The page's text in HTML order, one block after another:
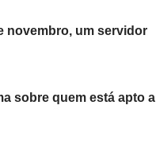
novembro, um servidor
sobre quem está apto a